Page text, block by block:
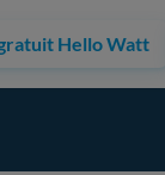
Hello Watt